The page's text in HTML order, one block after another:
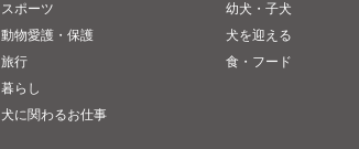
スポーツ
動物愛護・保護
旅行
暮らし
犬に関わるお仕事
幼犬・子犬
犬を迎える
食・フード